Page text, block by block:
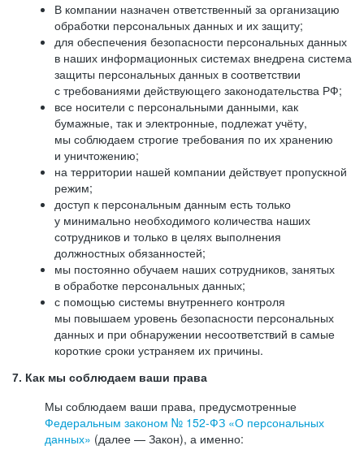
В компании назначен ответственный за организацию
обработки персональных данных и их защиту;
для обеспечения безопасности персональных данных
в наших информационных системах внедрена система
защиты персональных данных в соответствии
с требованиями действующего законодательства РФ;
все носители с персональными данными, как
бумажные, так и электронные, подлежат учёту,
мы соблюдаем строгие требования по их хранению
и уничтожению;
на территории нашей компании действует пропускной
режим;
доступ к персональным данным есть только
у минимально необходимого количества наших
сотрудников и только в целях выполнения
должностных обязанностей;
мы постоянно обучаем наших сотрудников, занятых
в обработке персональных данных;
с помощью системы внутреннего контроля
мы повышаем уровень безопасности персональных
данных и при обнаружении несоответствий в самые
короткие сроки устраняем их причины.
7. Как мы соблюдаем ваши права
Мы соблюдаем ваши права, предусмотренные
Федеральным законом № 152-ФЗ «О персональных
данных» (далее — Закон), а именно: